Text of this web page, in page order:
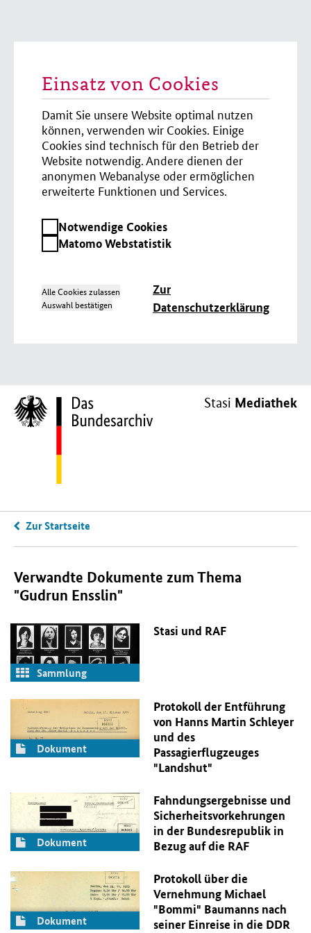
Einsatz von Cookies
Damit Sie unsere Website optimal nutzen
können, verwenden wir Cookies. Einige
Cookies sind technisch für den Betrieb der
Website notwendig. Andere dienen der
anonymen Webanalyse oder ermöglichen
erweiterte Funktionen und Services.
Notwendige
Cookies
Notwendige Cookies
Matomo
Matomo Webstatistik
Alle Cookies zulassen
Auswahl bestätigen
Zur
Datenschutzerklärung
Stasi Mediathek
Zur Startseite
Verwandte Dokumente zum Thema
"Gudrun Ensslin"
Sammlung
Stasi und RAF
Dokument
Protokoll der Entführung
von Hanns Martin Schleyer
und des
Passagierflugzeuges
"Landshut"
Dokument
Fahndungsergebnisse und
Sicherheitsvorkehrungen
in der Bundesrepublik in
Bezug auf die RAF
Dokument
Protokoll über die
Vernehmung Michael
"Bommi" Baumanns nach
seiner Einreise in die DDR